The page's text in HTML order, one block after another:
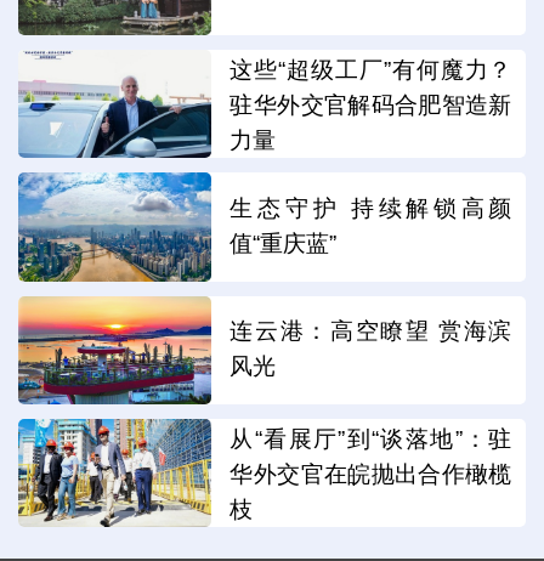
这些“超级工厂”有何魔力？
驻华外交官解码合肥智造新
力量
生态守护 持续解锁高颜
值“重庆蓝”
连云港：高空瞭望 赏海滨
风光
从“看展厅”到“谈落地”：驻
华外交官在皖抛出合作橄榄
枝